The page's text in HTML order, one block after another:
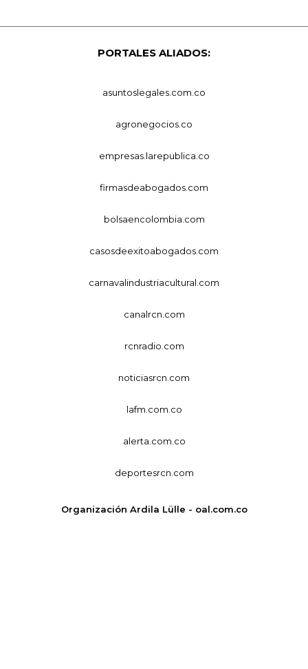
PORTALES ALIADOS:
asuntoslegales.com.co
agronegocios.co
empresas.larepublica.co
firmasdeabogados.com
bolsaencolombia.com
casosdeexitoabogados.com
carnavalindustriacultural.com
canalrcn.com
rcnradio.com
noticiasrcn.com
lafm.com.co
alerta.com.co
deportesrcn.com
Organización Ardila Lülle - oal.com.co